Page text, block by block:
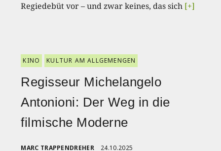
Regiedebüt vor – und zwar keines, das sich [+]
KINO KULTUR AM ALLGEMENGEN
Regisseur Michelangelo
Antonioni: Der Weg in die
filmische Moderne
MARC TRAPPENDREHER 24.10.2025